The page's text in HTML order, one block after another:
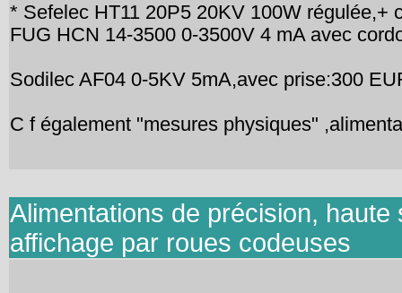
* Sefelec HT11 20P5 20KV 100W régulée,+
FUG HCN 14-3500 0-3500V 4 mA avec
Sodilec AF04 0-5KV 5mA,avec prise:300
C f également "mesures physiques"
Alimentations de précision,
affichage par roues codeuses